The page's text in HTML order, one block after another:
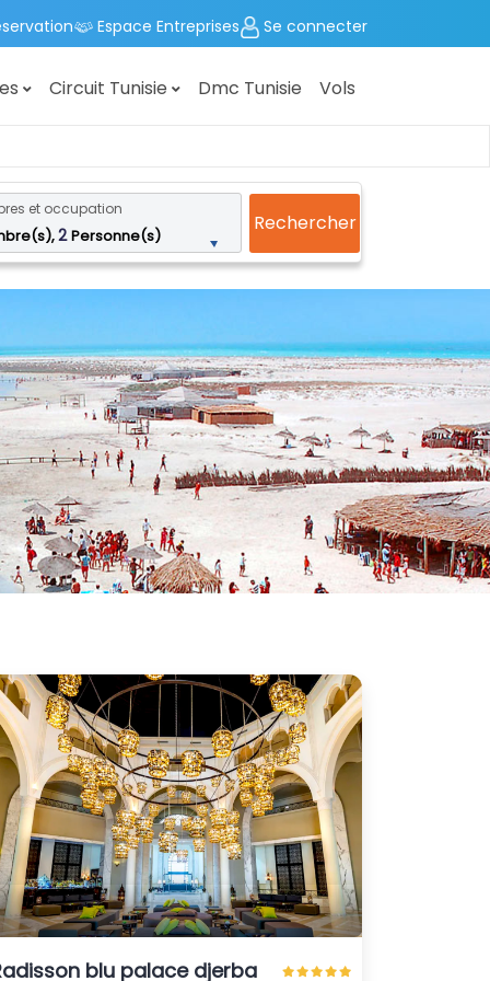
Espace Entreprises Se connecter
Circuit Tunisie Dmc Tunisie Vols
et occupation
2Personne(s)
Rechercher
blu palace djerba